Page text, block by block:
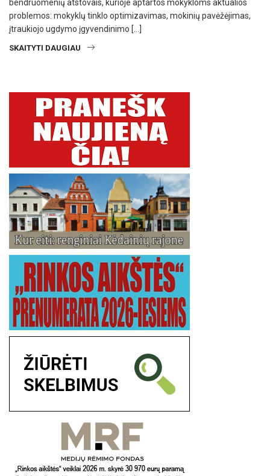
bendruomenių atstovais, kurioje aptartos mokykloms aktualios
problemos: mokyklų tinklo optimizavimas, mokinių pavėžėjimas,
įtraukiojo ugdymo įgyvendinimo […]
SKAITYTI DAUGIAU